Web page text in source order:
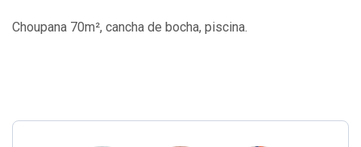
Choupana 70m², cancha de bocha, piscina.